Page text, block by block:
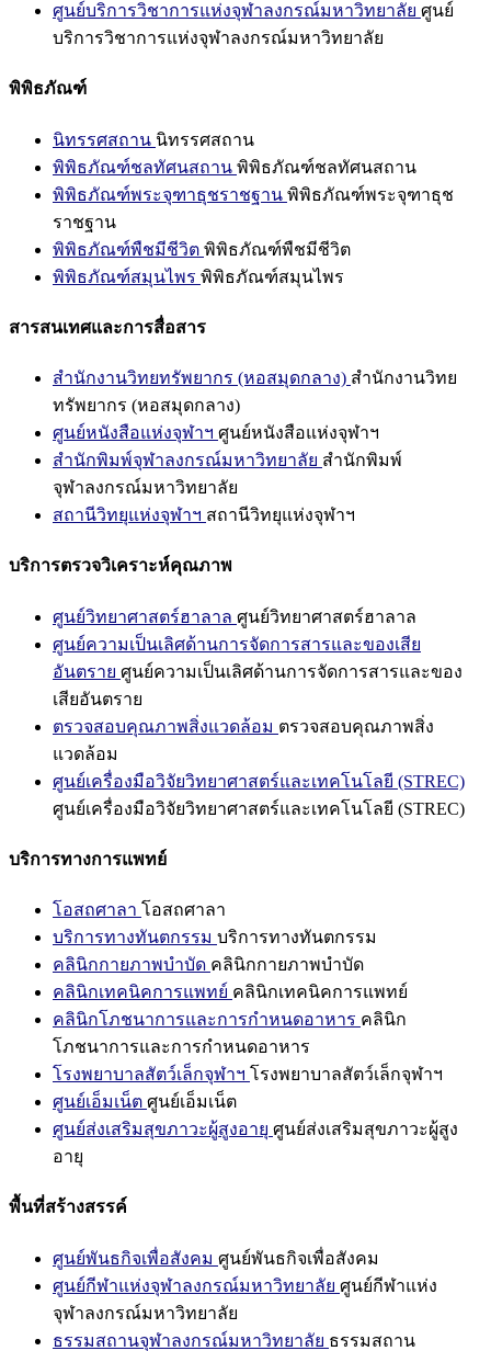
ศูนย์บริการวิชาการแห่งจุฬาลงกรณ์มหาวิทยาลัย ศูนย์
บริการวิชาการแห่งจุฬาลงกรณ์มหาวิทยาลัย
พิพิธภัณฑ์
นิทรรศสถาน นิทรรศสถาน
พิพิธภัณฑ์ชลทัศนสถาน พิพิธภัณฑ์ชลทัศนสถาน
พิพิธภัณฑ์พระจุฑาธุชราชฐาน พิพิธภัณฑ์พระจุฑาธุช
ราชฐาน
พิพิธภัณฑ์พืชมีชีวิต พิพิธภัณฑ์พืชมีชีวิต
พิพิธภัณฑ์สมุนไพร พิพิธภัณฑ์สมุนไพร
สารสนเทศและการสื่อสาร
สำนักงานวิทยทรัพยากร (หอสมุดกลาง) สำนักงานวิทย
ทรัพยากร (หอสมุดกลาง)
ศูนย์หนังสือแห่งจุฬาฯ ศูนย์หนังสือแห่งจุฬาฯ
สำนักพิมพ์จุฬาลงกรณ์มหาวิทยาลัย สำนักพิมพ์
จุฬาลงกรณ์มหาวิทยาลัย
สถานีวิทยุแห่งจุฬาฯ สถานีวิทยุแห่งจุฬาฯ
บริการตรวจวิเคราะห์คุณภาพ
ศูนย์วิทยาศาสตร์ฮาลาล ศูนย์วิทยาศาสตร์ฮาลาล
ศูนย์ความเป็นเลิศด้านการจัดการสารและของเสีย
อันตราย ศูนย์ความเป็นเลิศด้านการจัดการสารและของ
เสียอันตราย
ตรวจสอบคุณภาพสิ่งแวดล้อม ตรวจสอบคุณภาพสิ่ง
แวดล้อม
ศูนย์เครื่องมือวิจัยวิทยาศาสตร์และเทคโนโลยี (STREC)
ศูนย์เครื่องมือวิจัยวิทยาศาสตร์และเทคโนโลยี (STREC)
บริการทางการแพทย์
โอสถศาลา โอสถศาลา
บริการทางทันตกรรม บริการทางทันตกรรม
คลินิกกายภาพบำบัด คลินิกกายภาพบำบัด
คลินิกเทคนิคการแพทย์ คลินิกเทคนิคการแพทย์
คลินิกโภชนาการและการกำหนดอาหาร คลินิก
โภชนาการและการกำหนดอาหาร
โรงพยาบาลสัตว์เล็กจุฬาฯ โรงพยาบาลสัตว์เล็กจุฬาฯ
ศูนย์เอ็มเน็ต ศูนย์เอ็มเน็ต
ศูนย์ส่งเสริมสุขภาวะผู้สูงอายุ ศูนย์ส่งเสริมสุขภาวะผู้สูง
อายุ
พื้นที่สร้างสรรค์
ศูนย์พันธกิจเพื่อสังคม ศูนย์พันธกิจเพื่อสังคม
ศูนย์กีฬาแห่งจุฬาลงกรณ์มหาวิทยาลัย ศูนย์กีฬาแห่ง
จุฬาลงกรณ์มหาวิทยาลัย
ธรรมสถานจุฬาลงกรณ์มหาวิทยาลัย ธรรมสถาน